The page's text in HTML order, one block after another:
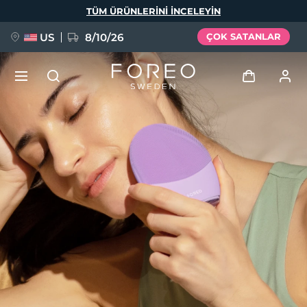
TÜM ÜRÜNLERINI INCELEYIN
US 8/10/26 ÇOK SATANLAR
Kullanici profi̇li̇
Cihazlarım
Siparişlerim
Adresim
Aboneliklerim
YENİ
FAQ™ Pure Beauty-Tech Elixir
BREAKING NEWS
issa™ Teeth Whitening Set
Dil Seçimi
English Deutsch
Español
Français
Italiano
Português
Svenska
Русский
Türkçe
简体中文 繁體中文